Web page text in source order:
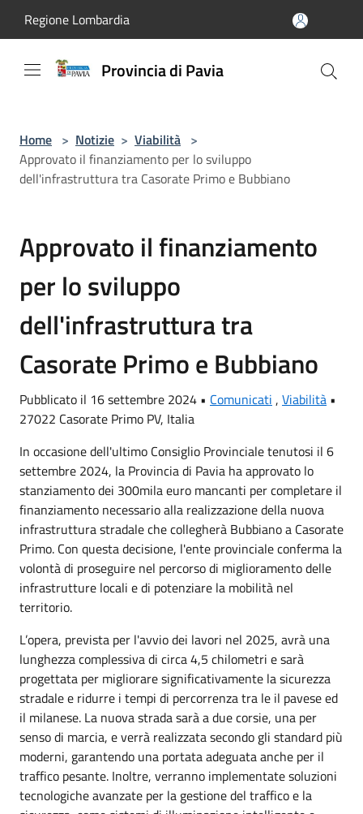
Regione Lombardia
Provincia di Pavia
Home > Notizie > Viabilità >
Approvato il finanziamento per lo sviluppo
dell'infrastruttura tra Casorate Primo e Bubbiano
Approvato il finanziamento
per lo sviluppo
dell'infrastruttura tra
Casorate Primo e Bubbiano
Pubblicato il 16 settembre 2024 • Comunicati , Viabilità •
27022 Casorate Primo PV, Italia
In occasione dell'ultimo Consiglio Provinciale tenutosi il 6
settembre 2024, la Provincia di Pavia ha approvato lo
stanziamento dei 300mila euro mancanti per completare il
finanziamento necessario alla realizzazione della nuova
infrastruttura stradale che collegherà Bubbiano a Casorate
Primo. Con questa decisione, l'ente provinciale conferma la
volontà di proseguire nel percorso di miglioramento delle
infrastrutture locali e di potenziare la mobilità nel
territorio.
L’opera, prevista per l'avvio dei lavori nel 2025, avrà una
lunghezza complessiva di circa 4,5 chilometri e sarà
progettata per migliorare significativamente la sicurezza
stradale e ridurre i tempi di percorrenza tra le il pavese ed
il milanese. La nuova strada sarà a due corsie, una per
senso di marcia, e verrà realizzata secondo gli standard più
moderni, garantendo una portata adeguata anche per il
traffico pesante. Inoltre, verranno implementate soluzioni
tecnologiche avanzate per la gestione del traffico e la